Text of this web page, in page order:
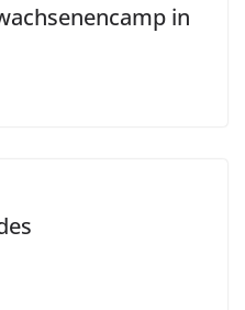
in